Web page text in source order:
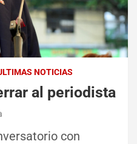
NOTICIAS
al periodista
con